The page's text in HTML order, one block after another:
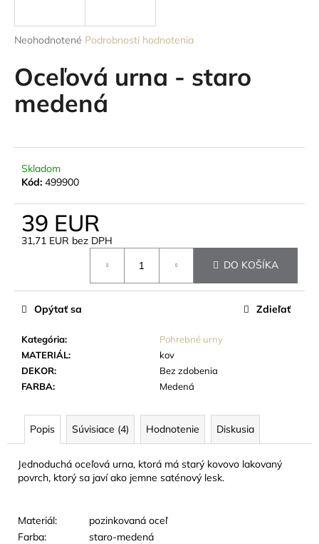
Priemerné
produktu
je
z
Neohodnotené Podrobnosti hodnotenia
Oceľová urna - staro
medená
Skladom
Kód: 499900
39 EUR
31,71 EUR bez DPH
DO KOŠÍKA
Kategória:
Pohrebné urny
MATERIÁL:
kov
DEKOR:
Bez zdobenia
FARBA: Medená
Opýtať sa Zdieľať
Popis Súvisiace (4) Hodnotenie Diskusia
Jednoduchá oceľová urna, ktorá má starý kovovo lakovaný
povrch, ktorý sa javí ako jemne saténový lesk.
Materiál:
pozinkovaná oceľ
Farba:
staro-medená
j
ť
?
O
d
r
ú
a
m
TABUĽKA
NA
HROBOVÝ
KRÍŽ
22
EUR